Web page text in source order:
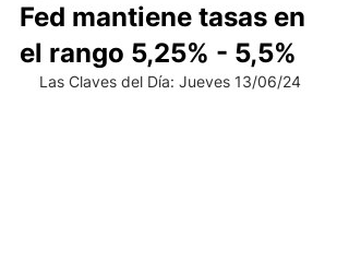
Fed mantiene tasas en
el rango 5,25% - 5,5%
Las Claves del Día: Jueves 13/06/24